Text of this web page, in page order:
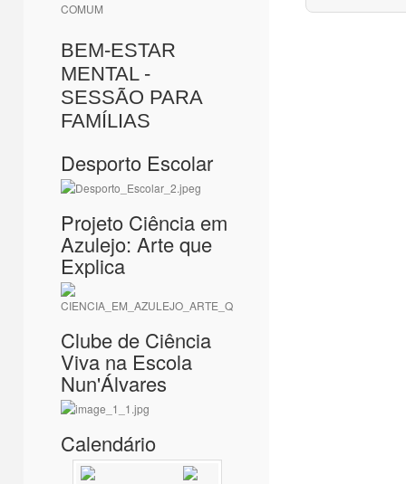
COMUM
BEM-ESTAR
MENTAL -
SESSÃO PARA
FAMÍLIAS
Desporto Escolar
Projeto Ciência em
Azulejo: Arte que
Explica
Clube de Ciência
Viva na Escola
Nun'Álvares
Calendário